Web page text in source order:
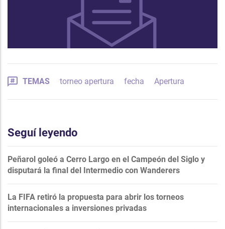
TEMAS torneo apertura fecha Apertura
Seguí leyendo
Peñarol goleó a Cerro Largo en el Campeón del Siglo y
disputará la final del Intermedio con Wanderers
La FIFA retiró la propuesta para abrir los torneos
internacionales a inversiones privadas